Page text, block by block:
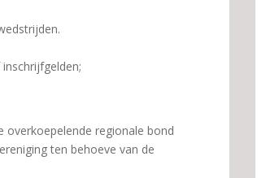
overkoepelende regionale bond
ten behoeve van de